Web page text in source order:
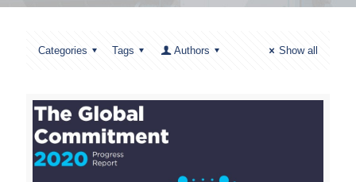
Categories Tags Authors Show all